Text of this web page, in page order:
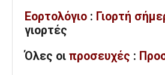
Εορτολόγιο : Γιορτή
γιορτές
Όλες οι προσευχές :